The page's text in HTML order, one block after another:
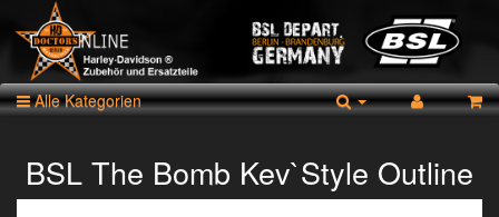
Alle Kategorien
BSL The Bomb Kev`Style Outline